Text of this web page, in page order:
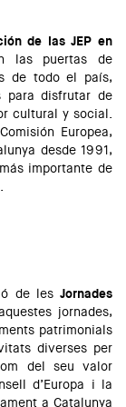
de las JEP en
las puertas de
de todo el país,
para disfrutar de
cultural y social.
Europea,
desde 1991,
importante de
en Manresa
de lesJornades
jornades,
patrimonials
diverses per
del seu valor
d’Europa i la
a Catalunya